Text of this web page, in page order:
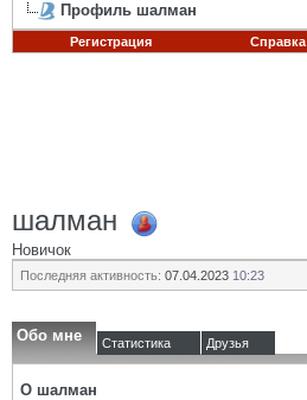
Профиль шалман
Регистрация Справка
шалман
Новичок
Последняя активность: 07.04.2023 10:23
Обо мне Статистика Друзья
О шалман